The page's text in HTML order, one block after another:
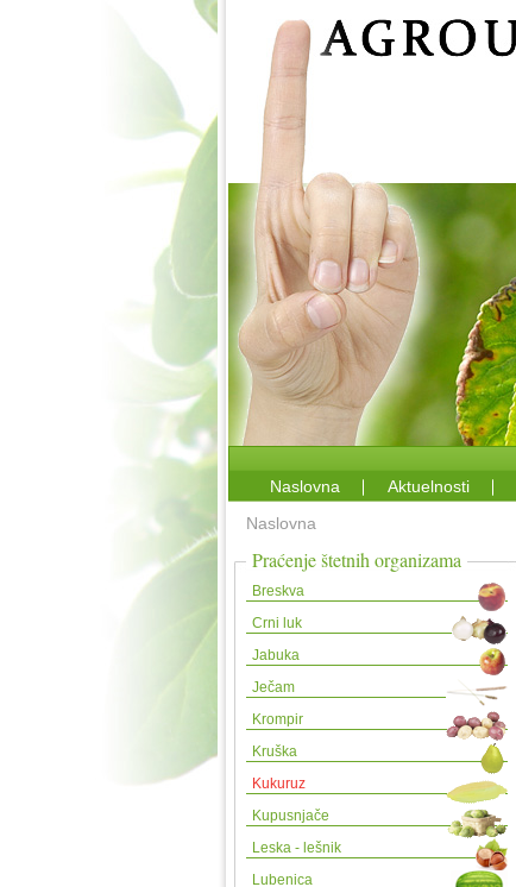
Naslovna Aktuelnosti
Naslovna
Praćenje štetnih organizama
Breskva
Crni luk
Jabuka
Ječam
Krompir
Kruška
Kukuruz
Kupusnjače
Leska - lešnik
Lubenica